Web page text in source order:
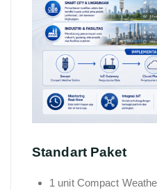
Standart Paket
1 unit Compact